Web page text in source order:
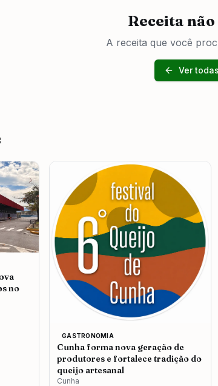
Receita
A receita que você
Ver
no
GASTRONOMIA
Cunha forma nova geração de
produtores e fortalece tradição do
queijo artesanal
Cunha